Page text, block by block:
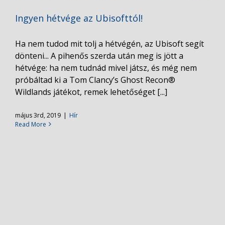
Ingyen hétvége az Ubisofttól!
Ha nem tudod mit tolj a hétvégén, az Ubisoft segít
dönteni... A pihenős szerda után meg is jött a
hétvége: ha nem tudnád mivel játsz, és még nem
próbáltad ki a Tom Clancy’s Ghost Recon®
Wildlands játékot, remek lehetőséget [...]
május 3rd, 2019 | Hír
Read More